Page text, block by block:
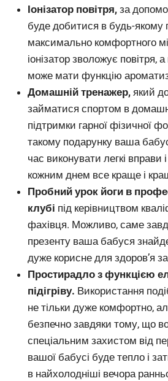
Іонізатор повітря, за
буде добитися в будь-якому
максимально комфортного
іонізатор зволожує повітря,
може мати функцію
Домашній тренажер, який
займатися спортом в
підтримки гарної фізичної
такому подарунку ваша
час виконувати легкі вправи
кожним днем ​​все краще і
Пробний урок йоги в
клубі під керівництвом
фахівця. Можливо, саме
презенту ваша бабуся
дуже корисне для здоров’я
Простирадло з функцією
підігріву. Використання
не тільки дуже комфортно,
безпечно завдяки тому, що
спеціальним захистом від
вашої бабусі буде тепло і
в найхолодніші вечора